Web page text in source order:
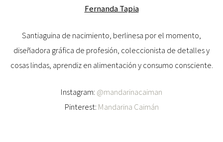
Fernanda Tapia
Santiaguina de nacimiento, berlinesa por el momento,
diseñadora gráfica de profesión, coleccionista de detalles y
cosas lindas, aprendiz en alimentación y consumo consciente.
Instagram: @mandarinacaiman
Pinterest: Mandarina Caimán